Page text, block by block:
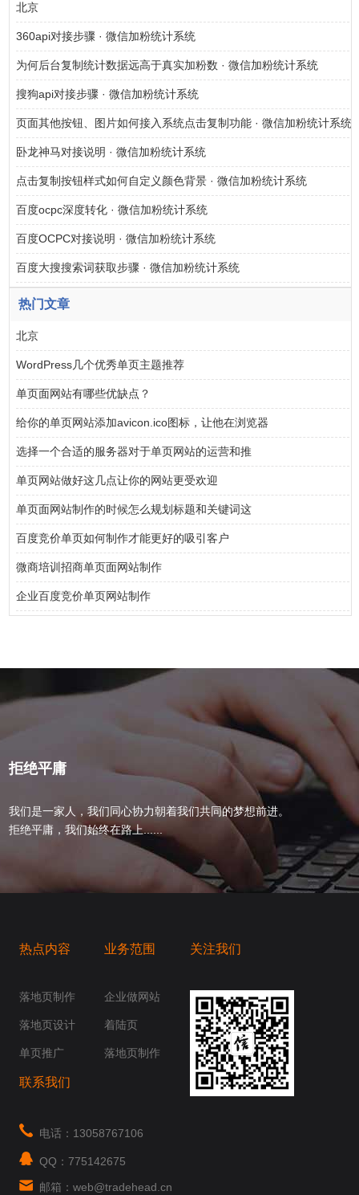
北京
360api对接步骤 · 微信加粉统计系统
为何后台复制统计数据远高于真实加粉数 · 微信加粉统计系统
搜狗api对接步骤 · 微信加粉统计系统
页面其他按钮、图片如何接入系统点击复制功能 · 微信加粉统计系统
卧龙神马对接说明 · 微信加粉统计系统
点击复制按钮样式如何自定义颜色背景 · 微信加粉统计系统
百度ocpc深度转化 · 微信加粉统计系统
百度OCPC对接说明 · 微信加粉统计系统
百度大搜搜索词获取步骤 · 微信加粉统计系统
热门文章
北京
WordPress几个优秀单页主题推荐
单页面网站有哪些优缺点？
给你的单页网站添加avicon.ico图标，让他在浏览器
选择一个合适的服务器对于单页网站的运营和推
单页网站做好这几点让你的网站更受欢迎
单页面网站制作的时候怎么规划标题和关键词这
百度竞价单页如何制作才能更好的吸引客户
微商培训招商单页面网站制作
企业百度竞价单页网站制作
拒绝平庸
我们是一家人，我们同心协力朝着我们共同的梦想前进。
拒绝平庸，我们始终在路上......
热点内容
落地页制作
落地页设计
单页推广
业务范围
企业做网站
着陆页
落地页制作
关注我们
联系我们
电话：13058767106
QQ：775142675
邮箱：web@tradehead.cn